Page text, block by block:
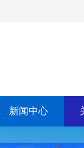
新闻中心